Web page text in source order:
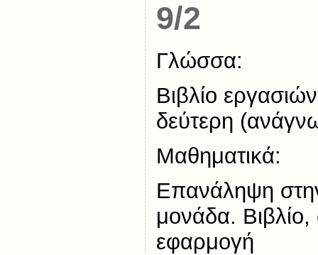
9/2
Γλώσσα:
Βιβλίο
δεύτερη
Μαθηματικά:
Επανάληψη
μονάδα.
εφαρμογή